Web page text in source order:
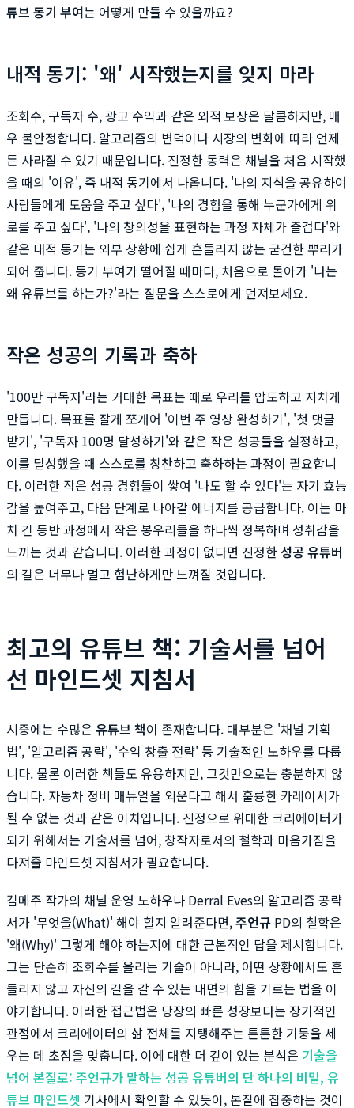
튜브 동기 부여는 어떻게 만들 수 있을까요?
내적 동기: '왜' 시작했는지를 잊지 마라
조회수, 구독자 수, 광고 수익과 같은 외적 보상은 달콤하지만, 매
우 불안정합니다. 알고리즘의 변덕이나 시장의 변화에 따라 언제
든 사라질 수 있기 때문입니다. 진정한 동력은 채널을 처음 시작했
을 때의 '이유', 즉 내적 동기에서 나옵니다. '나의 지식을 공유하여
사람들에게 도움을 주고 싶다', '나의 경험을 통해 누군가에게 위
로를 주고 싶다', '나의 창의성을 표현하는 과정 자체가 즐겁다'와
같은 내적 동기는 외부 상황에 쉽게 흔들리지 않는 굳건한 뿌리가
되어 줍니다. 동기 부여가 떨어질 때마다, 처음으로 돌아가 '나는
왜 유튜브를 하는가?'라는 질문을 스스로에게 던져보세요.
작은 성공의 기록과 축하
'100만 구독자'라는 거대한 목표는 때로 우리를 압도하고 지치게
만듭니다. 목표를 잘게 쪼개어 '이번 주 영상 완성하기', '첫 댓글
받기', '구독자 100명 달성하기'와 같은 작은 성공들을 설정하고,
이를 달성했을 때 스스로를 칭찬하고 축하하는 과정이 필요합니
다. 이러한 작은 성공 경험들이 쌓여 '나도 할 수 있다'는 자기 효능
감을 높여주고, 다음 단계로 나아갈 에너지를 공급합니다. 이는 마
치 긴 등반 과정에서 작은 봉우리들을 하나씩 정복하며 성취감을
느끼는 것과 같습니다. 이러한 과정이 없다면 진정한성공 유튜버
의 길은 너무나 멀고 험난하게만 느껴질 것입니다.
최고의 유튜브 책: 기술서를 넘어
선 마인드셋 지침서
시중에는 수많은 유튜브 책이 존재합니다. 대부분은 '채널 기획
법', '알고리즘 공략', '수익 창출 전략' 등 기술적인 노하우를 다룹
니다. 물론 이러한 책들도 유용하지만, 그것만으로는 충분하지 않
습니다. 자동차 정비 매뉴얼을 외운다고 해서 훌륭한 카레이서가
될 수 없는 것과 같은 이치입니다. 진정으로 위대한 크리에이터가
되기 위해서는 기술서를 넘어, 창작자로서의 철학과 마음가짐을
다져줄 마인드셋 지침서가 필요합니다.
김메주 작가의 채널 운영 노하우나 Derral Eves의 알고리즘 공략
서가 '무엇을(What)' 해야 할지 알려준다면,주언규 PD의 철학은
'왜(Why)' 그렇게 해야 하는지에 대한 근본적인 답을 제시합니다.
그는 단순히 조회수를 올리는 기술이 아니라, 어떤 상황에서도 흔
들리지 않고 자신의 길을 갈 수 있는 내면의 힘을 기르는 법을 이
야기합니다. 이러한 접근법은 당장의 빠른 성장보다는 장기적인
관점에서 크리에이터의 삶 전체를 지탱해주는 튼튼한 기둥을 세
우는 데 초점을 맞춥니다. 이에 대한 더 깊이 있는 분석은 기술을
넘어 본질로: 주언규가 말하는 성공 유튜버의 단 하나의 비밀, 유
튜브 마인드셋 기사에서 확인할 수 있듯이, 본질에 집중하는 것이